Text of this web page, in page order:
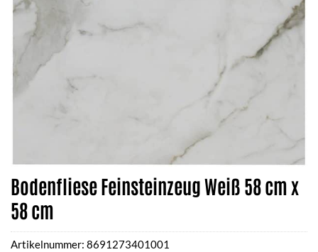
Bodenfliese Feinsteinzeug Weiß 58 cm x
58 cm
Artikelnummer: 8691273401001